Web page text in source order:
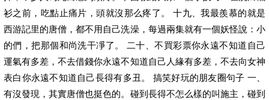
衫之前，吃點止痛片，頭就沒那么疼了。 十九、我最羨慕的就是
西游記里的唐僧，都不用自己洗澡，每過兩集就有一個妖怪說：小
的們，把那個和尚洗干凈了。 二十、不買彩票你永遠不知道自己
運氣有多差，不去借錢你永遠不知道自己人緣有多差，不去向女神
表白你永遠不知道自己長得有多丑。 搞笑好玩的朋友圈句子 一、
有沒發現，其實唐僧也挺色的。碰到長得不怎么樣的叫施主，碰到